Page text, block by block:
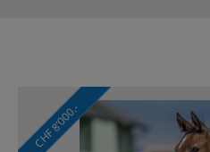
CHF 8’000.-